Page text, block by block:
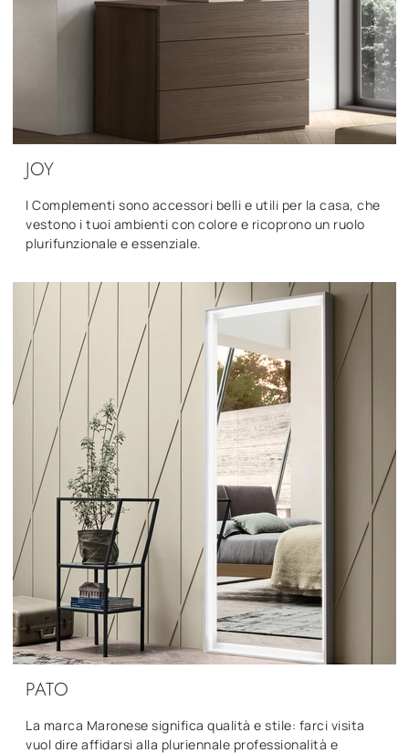
JOY
I Complementi sono accessori belli e utili per la casa, che
vestono i tuoi ambienti con colore e ricoprono un ruolo
plurifunzionale e essenziale.
PATO
La marca Maronese significa qualità e stile: farci visita
vuol dire affidarsi alla pluriennale professionalità e